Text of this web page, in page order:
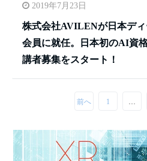
2019年7月23日
株式会社AVILENが日本デ
会員に就任。日本初のAI資
講者募集をスタート！
前へ 1 …